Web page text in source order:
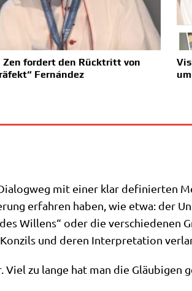
Zen fordert den Rücktritt von
Fernández
mit einer klar defi­nier­ten
erfah­ren haben, wie etwa: der
Wil­lens“ oder die ver­schie­de­nen
und deren Inter­pre­ta­ti­on
zu lan­ge hat man die Gläu­bi­gen